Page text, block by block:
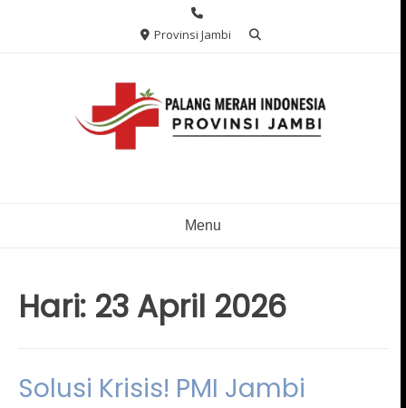
Provinsi Jambi
Menu
Hari: 23 April 2026
Solusi Krisis! PMI Jambi